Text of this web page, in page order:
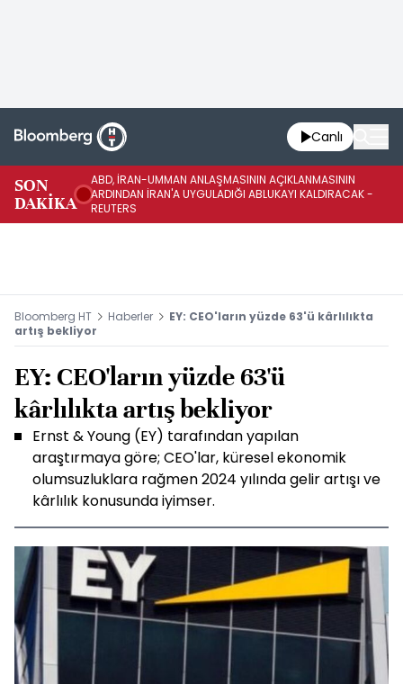
Canlı
SON
DAKİKA
ABD, İRAN-UMMAN ANLAŞMASININ AÇIKLANMASININ
ARDINDAN İRAN'A UYGULADIĞI ABLUKAYI KALDIRACAK -
REUTERS
Bloomberg HT Haberler
EY: CEO'ların yüzde 63'ü kârlılıkta
artış bekliyor
EY: CEO'ların yüzde 63'ü
kârlılıkta artış bekliyor
Ernst & Young (EY) tarafından yapılan
araştırmaya göre; CEO'lar, küresel ekonomik
olumsuzluklara rağmen 2024 yılında gelir artışı ve
kârlılık konusunda iyimser.